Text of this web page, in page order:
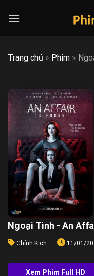
Trang chủ » Phim »
Ngoại Tình - An
Chính Kịch 11/01/